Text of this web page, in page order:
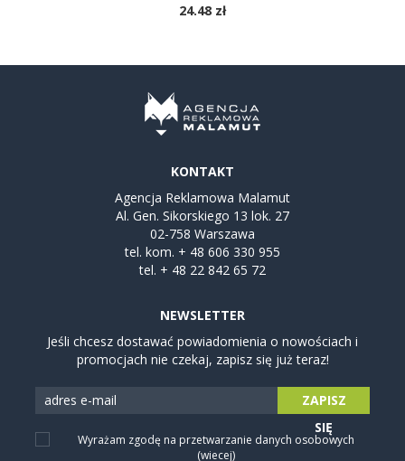
24.48 zł
KONTAKT
Agencja Reklamowa Malamut
Al. Gen. Sikorskiego 13 lok. 27
02-758 Warszawa
tel. kom. + 48 606 330 955
tel. + 48 22 842 65 72
NEWSLETTER
Jeśli chcesz dostawać powiadomienia o nowościach i
promocjach nie czekaj, zapisz się już teraz!
Wyrażam zgodę na przetwarzanie danych osobowych
(wiecej)
ZAPISZ
SIĘ